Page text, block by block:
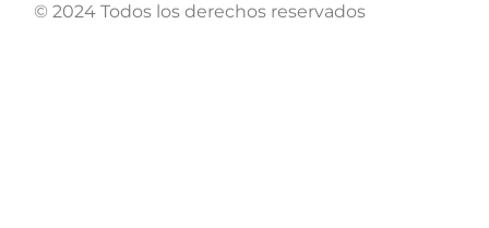
© 2024 Todos los derechos reservados